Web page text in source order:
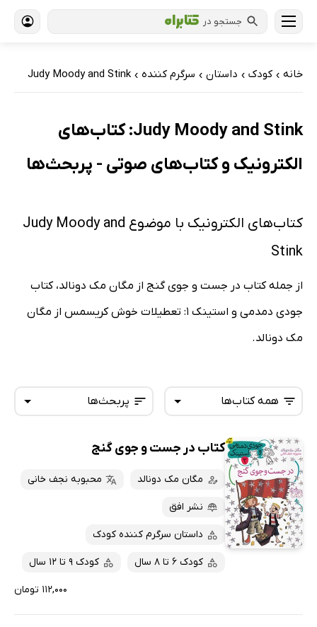
جستجو در
خانه › کودک › داستان › سرگرم کننده ›
Judy Moody and Stink
Judy Moody and Stink: کتاب‌های
الکترونیک و کتاب‌های صوتی - پربحث‌ها
کتاب‌های الکترونیک با موضوع Judy Moody and
Stink
از جمله کتاب در جست و جوی گنج از مگان مک دونالد، کتاب
جودی دمدمی و استینک 1: تعطیلات خوش کریسمس از مگان
مک دونالد.
پربحث‌ها
تازه‌ها
داغ‌ترین‌ها
پربحث‌ها
ارزان ترین‌ها
همه کتاب‌ها
همه کتاب‌ها
کتاب‌های صوتی
کتاب‌های متنی
کتاب در جست و جوی گنج
مگان مک دونالد محبوبه نجف خانی
نشر افق
داستان سرگرم کننده کودک
کودک 6 تا 8 سال کودک 9 تا 12 سال
۱۱۲,۰۰۰ تومان